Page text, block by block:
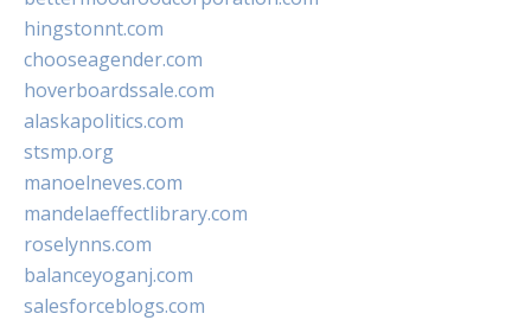
hingstonnt.com
chooseagender.com
hoverboardssale.com
alaskapolitics.com
stsmp.org
manoelneves.com
mandelaeffectlibrary.com
roselynns.com
balanceyoganj.com
salesforceblogs.com